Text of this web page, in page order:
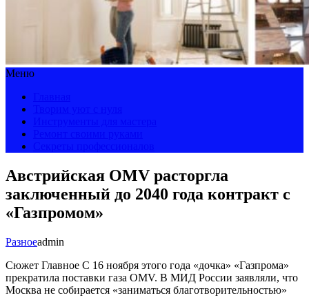
Меню
Австрийская OMV расторгла
заключенный до 2040 года контракт с
«Газпромом»
Разноеadmin
Сюжет Главное С 16 ноября этого года «дочка» «Газпрома»
прекратила поставки газа OMV. В МИД России заявляли, что
Москва не собирается «заниматься благотворительностью»